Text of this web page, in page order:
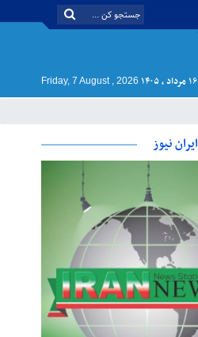
Friday, 7 August , 2026
نیوز